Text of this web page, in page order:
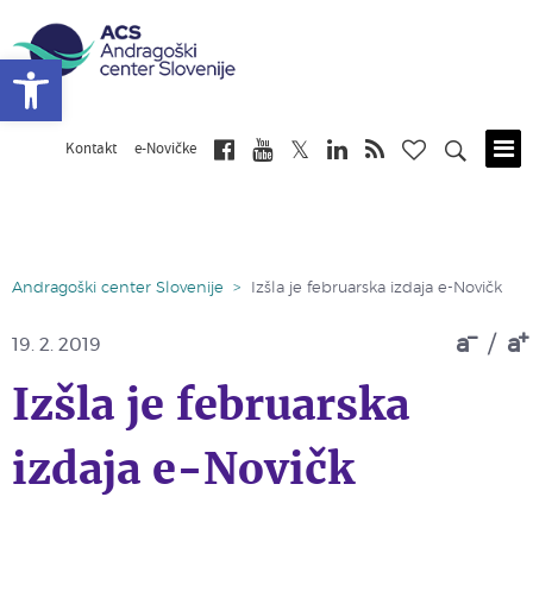
Kontakt e-Novičke
Andragoški center Slovenije > Izšla je februarska izdaja e-Novičk
a / a
19. 2. 2019
Izšla je februarska
izdaja e-Novičk
Open toolbar